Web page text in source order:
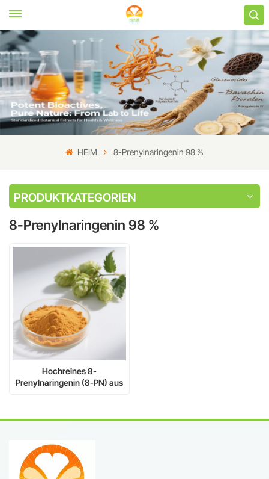
HEIM 8-Prenylnaringenin 98 %
PRODUKTKATEGORIEN
8-Prenylnaringenin 98 %
Hochreines 8-
Prenylnaringenin (8-PN) aus
Muskelgesundheit und